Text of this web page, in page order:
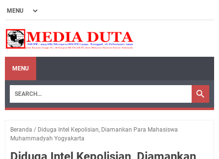
MENU
Beranda / Diduga Intel Kepolisian, Diamankan Para Mahasiswa
Muhammadyah Yogyakarta